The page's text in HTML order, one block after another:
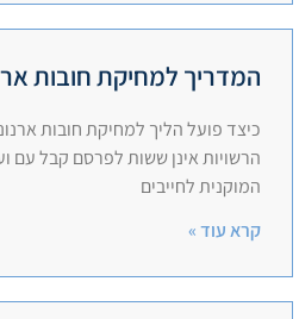
המדריך למחיקת חובות
כיצד פועל הליך למחיקת חובות
הרשויות אינן ששות לפרסם קבל
המוקנית לחייבים
קרא עוד »